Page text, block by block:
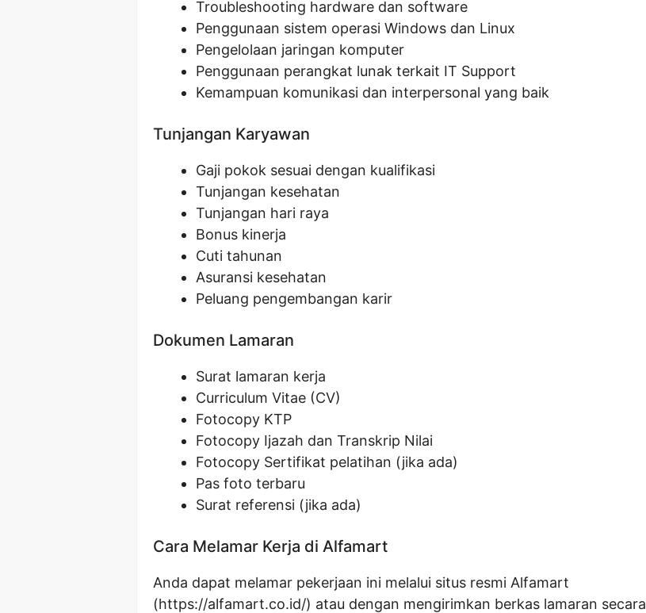
Troubleshooting hardware dan software
Penggunaan sistem operasi Windows dan Linux
Pengelolaan jaringan komputer
Penggunaan perangkat lunak terkait IT Support
Kemampuan komunikasi dan interpersonal yang baik
Tunjangan Karyawan
Gaji pokok sesuai dengan kualifikasi
Tunjangan kesehatan
Tunjangan hari raya
Bonus kinerja
Cuti tahunan
Asuransi kesehatan
Peluang pengembangan karir
Dokumen Lamaran
Surat lamaran kerja
Curriculum Vitae (CV)
Fotocopy KTP
Fotocopy Ijazah dan Transkrip Nilai
Fotocopy Sertifikat pelatihan (jika ada)
Pas foto terbaru
Surat referensi (jika ada)
Cara Melamar Kerja di Alfamart
Anda dapat melamar pekerjaan ini melalui situs resmi Alfamart
(https://alfamart.co.id/) atau dengan mengirimkan berkas lamaran secara